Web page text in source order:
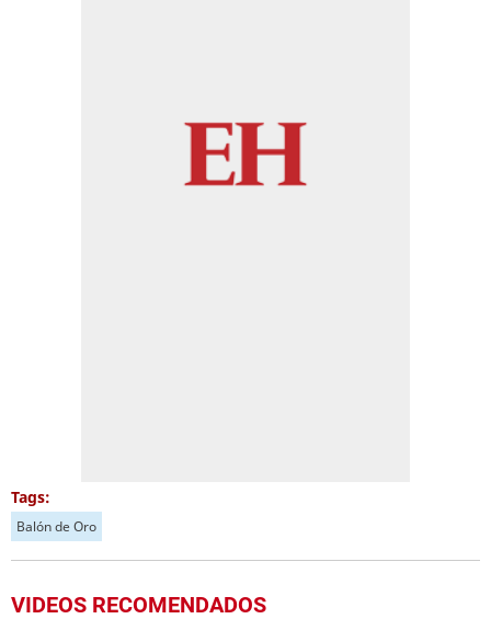
Tags:
Balón de Oro
VIDEOS RECOMENDADOS